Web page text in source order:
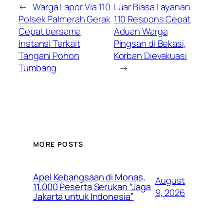
← Warga Lapor Via 110
Polsek Palmerah Gerak
Cepat bersama
Instansi Terkait
Tangani Pohon
Tumbang
Luar Biasa Layanan
110 Respons Cepat
Aduan Warga
Pingsan di Bekasi,
Korban Dievakuasi
→
MORE POSTS
Apel Kebangsaan di Monas,
11.000 Peserta Serukan “Jaga
Jakarta untuk Indonesia”
August
9, 2026